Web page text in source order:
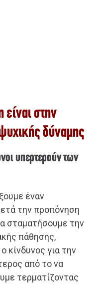
στην
δύναμης
υπερτερούν των
έναν
την προπόνηση
σταματήσουμε την
πάθησης,
κίνδυνος για την
από το να
τερματίζοντας